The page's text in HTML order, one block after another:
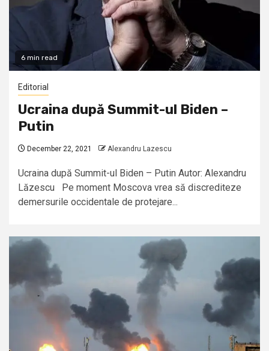
6 min read
Editorial
Ucraina după Summit-ul Biden –
Putin
December 22, 2021 Alexandru Lazescu
Ucraina după Summit-ul Biden – Putin Autor: Alexandru
Lăzescu Pe moment Moscova vrea să discrediteze
demersurile occidentale de protejare...